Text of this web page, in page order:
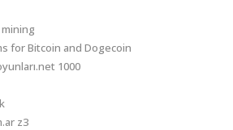
for Bitcoin and Dogecoin
1000
z3